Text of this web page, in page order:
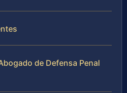
de Defensa Penal